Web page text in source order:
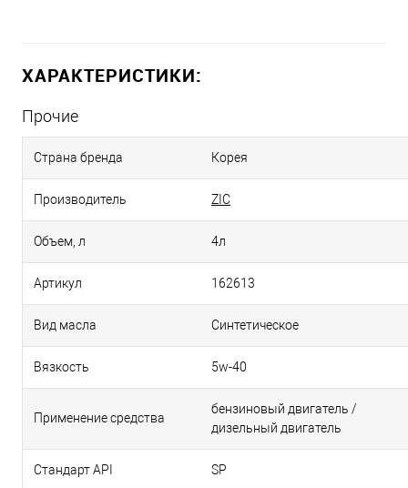
ХАРАКТЕРИСТИКИ:
Прочие
Страна бренда Корея
Производитель ZIC
Объем, л 4л
Артикул 162613
Вид масла Синтетическое
Вязкость 5w-40
Применение средства
бензиновый двигатель /
дизельный двигатель
Стандарт API SP